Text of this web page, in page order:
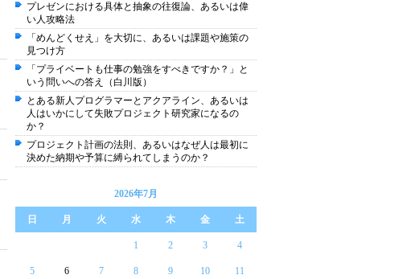
プレゼンにおける具体と抽象の往復論、あるいは偉
い人攻略法
「めんどくせえ」を大切に、あるいは課題や施策の
見つけ方
「プライベートも仕事の勉強をすべきですか？」と
いう問いへの答え（白川版）
とある新人プログラマーとアクアライン、あるいは
人はいかにして失敗プロジェクト研究家になるの
か？
プロジェクト計画の法則、あるいはなぜ人は最初に
決めた納期や予算に縛られてしまうのか？
2026年7月
日 月 火 水 木 金 土
1 2 3 4
5 6 7 8 9 10 11